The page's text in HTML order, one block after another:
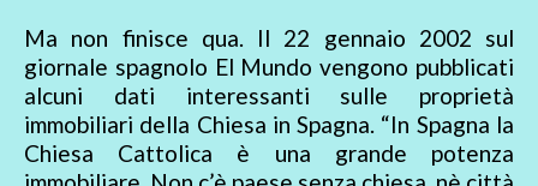
Ma non finisce qua. Il 22 gennaio 2002 sul
giornale spagnolo El Mundo vengono pubblicati
alcuni dati interessanti sulle proprietà
immobiliari della Chiesa in Spagna. “In Spagna la
Chiesa Cattolica è una grande potenza